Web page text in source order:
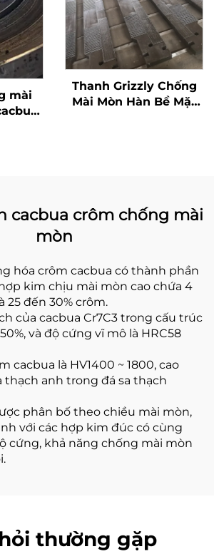
mài
Thanh Grizzly Chống
Mài Mòn Hàn Bề Mặt
cacbua crôm chống mài
mòn
hóa crôm cacbua có thành phần
kim chịu mài mòn cao chứa 4
25 đến 30% crôm.
của cacbua Cr7C3 trong cấu trúc
và độ cứng vĩ mô là HRC58
cacbua là HV1400 ~ 1800, cao
thạch anh trong đá sa thạch
phân bố theo chiều mài mòn,
với các hợp kim đúc có cùng
cứng, khả năng chống mài mòn
thường gặp